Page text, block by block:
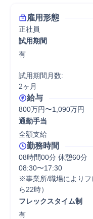
雇用形態
正社員
試用期間
有
試用期間月数:
2ヶ月
給与
800万円〜1,090万円
通勤手当
全額支給
勤務時間
08時間00分 休憩60分
08:30〜17:30
※事業所/職場により
ら22時）
フレックスタイム制
有